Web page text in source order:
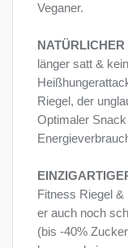
Veganer.
länger satt &
Riegel, der
Optimaler
Fitness Riegel
er auch noch
(bis -40%